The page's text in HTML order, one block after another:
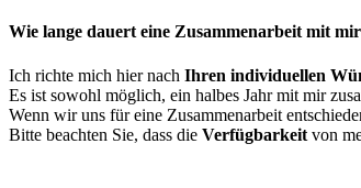
Wie lange dauert eine Zusammenarbeit mit
Ich richte mich hier nach Ihren individuellen
Es ist sowohl möglich, ein halbes Jahr mit mir
Wenn wir uns für eine Zusammenarbeit
Bitte beachten Sie, dass die Verfügbarkeit von